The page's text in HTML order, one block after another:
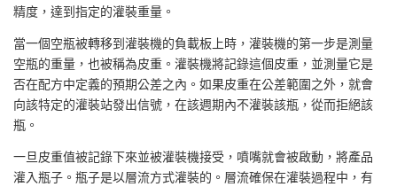
精度，達到指定的灌裝重量。
當一個空瓶被轉移到灌裝機的負載板上時，灌裝機的第一步是測量
空瓶的重量，也被稱為皮重。灌裝機將記錄這個皮重，並測量它是
否在配方中定義的預期公差之內。如果皮重在公差範圍之外，就會
向該特定的灌裝站發出信號，在該週期內不灌裝該瓶，從而拒絕該
瓶。
一旦皮重值被記錄下來並被灌裝機接受，噴嘴就會被啟動，將產品
灌入瓶子。瓶子是以層流方式灌裝的。層流確保在灌裝過程中，有